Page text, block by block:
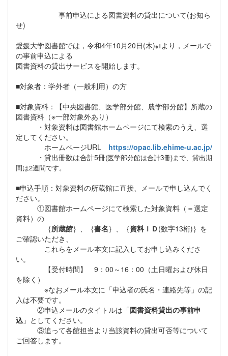
事前申込による図書資料の貸出について(お知ら
せ)
愛媛大学図書館では，令和4年10月20日(木)※1 より，メールで
の事前申込による
図書資料の貸出サービスを開始します。
■対象者：学外者（一般利用）の方
■対象資料：【中央図書館、医学部分館、農学部分館】所蔵の
図書資料（※一部対象外あり）
・対象資料は図書館ホームページにて検索のうえ、選
定してください。
ホームページURL https://opac.lib.ehime-u.ac.jp/
・貸出冊数は合計5冊(医学部分館は合計3冊)まで、貸出期
間は2週間です。
■申込手順：対象資料の所蔵館に直接、メールで申し込んでく
ださい。
①図書館ホームページにて検索した対象資料（＝選定
資料）の
｛所蔵館｝、｛書名｝、｛資料ＩＤ(数字13桁)｝を
ご確認いただき、
これらをメール本文に記入してお申し込みくださ
い。
【受付時間】 9：00～16：00（土日曜および休日
を除く）
※なおメール本文に「申込者の氏名・連絡先等」の記
入は不要です。
②申込メールのタイトルは「図書資料貸出の事前申
込 」としてください。
③追って各館担当より当該資料の貸出可否等について
ご回答します。